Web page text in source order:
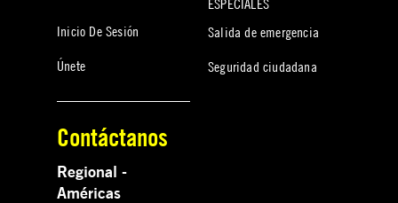
Inicio De Sesión
Únete
ESPECIALES
Salida de emergencia
Seguridad ciudadana
Contáctanos
Regional -
Américas